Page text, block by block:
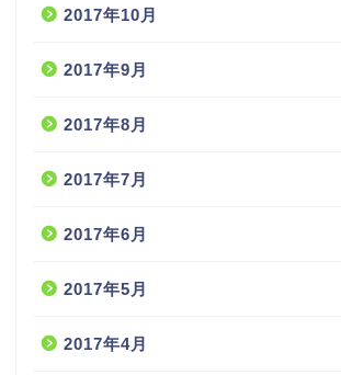
2017年10月
2017年9月
2017年8月
2017年7月
2017年6月
2017年5月
2017年4月